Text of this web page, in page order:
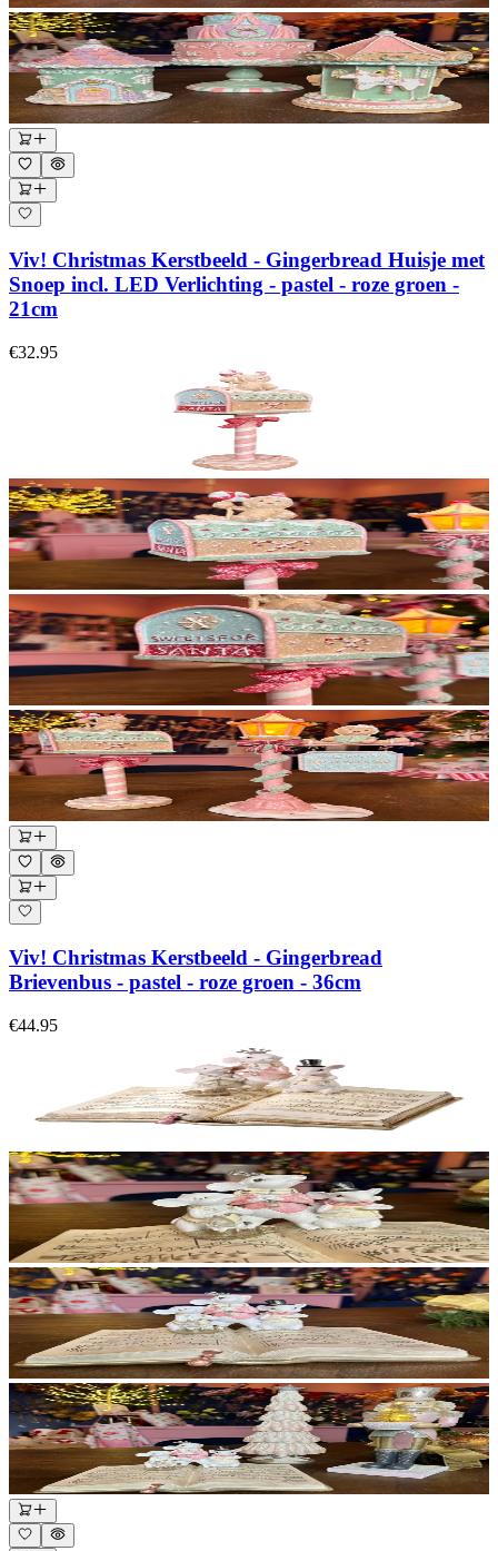
Viv! Christmas Kerstbeeld - Gingerbread Huisje met
Snoep incl. LED Verlichting - pastel - roze groen -
21cm
€32.95
Viv! Christmas Kerstbeeld - Gingerbread
Brievenbus - pastel - roze groen - 36cm
€44.95